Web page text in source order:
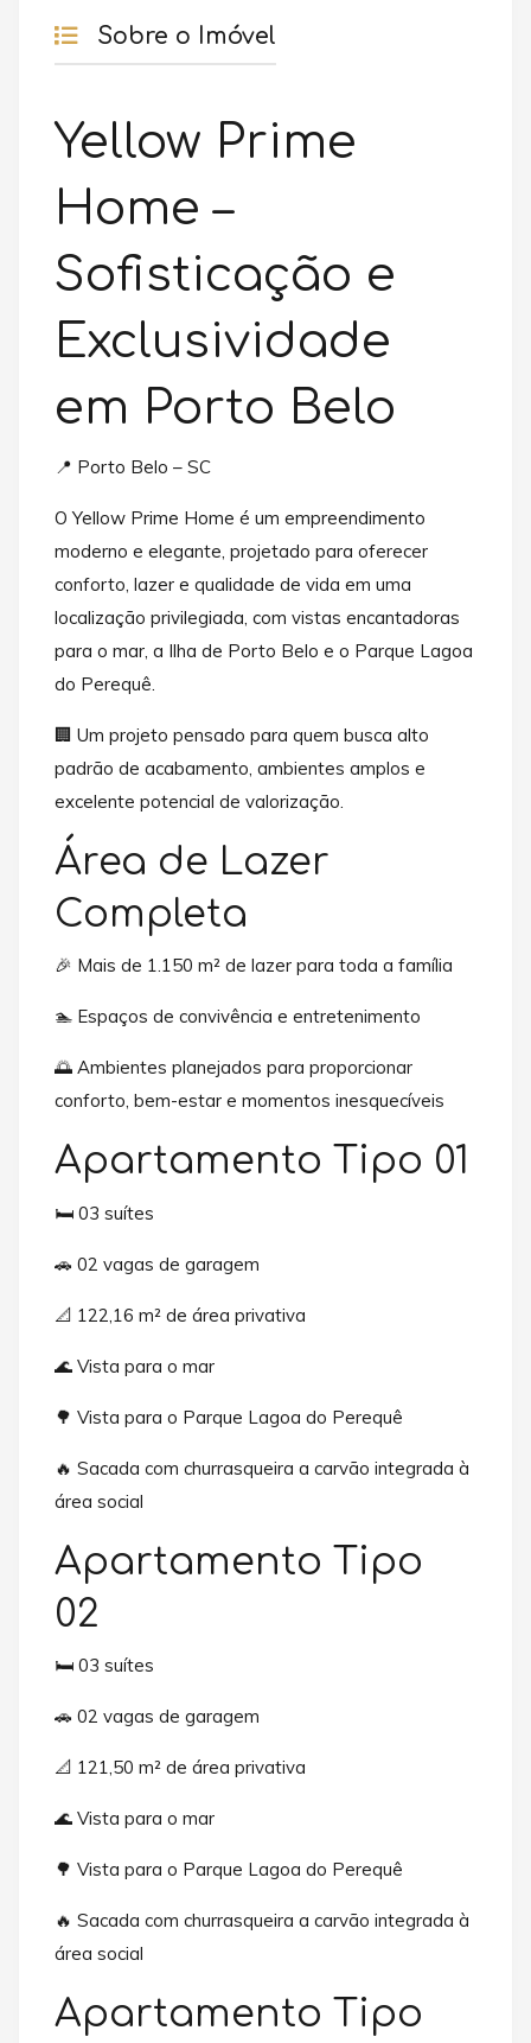
Sobre o Imóvel
Yellow Prime
Home –
Sofisticação e
Exclusividade
em Porto Belo
📍 Porto Belo – SC
O Yellow Prime Home é um empreendimento
moderno e elegante, projetado para oferecer
conforto, lazer e qualidade de vida em uma
localização privilegiada, com vistas encantadoras
para o mar, a Ilha de Porto Belo e o Parque Lagoa
do Perequê.
🏢 Um projeto pensado para quem busca alto
padrão de acabamento, ambientes amplos e
excelente potencial de valorização.
Área de Lazer
Completa
🎉 Mais de 1.150 m² de lazer para toda a família
🏊 Espaços de convivência e entretenimento
🌅 Ambientes planejados para proporcionar
conforto, bem-estar e momentos inesquecíveis
Apartamento Tipo 01
🛏️ 03 suítes
🚗 02 vagas de garagem
📐 122,16 m² de área privativa
🌊 Vista para o mar
🌳 Vista para o Parque Lagoa do Perequê
🔥 Sacada com churrasqueira a carvão integrada à
área social
Apartamento Tipo
02
🛏️ 03 suítes
🚗 02 vagas de garagem
📐 121,50 m² de área privativa
🌊 Vista para o mar
🌳 Vista para o Parque Lagoa do Perequê
🔥 Sacada com churrasqueira a carvão integrada à
área social
Apartamento Tipo